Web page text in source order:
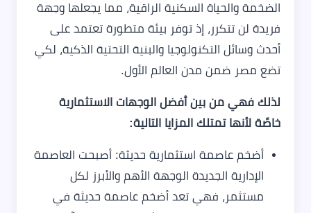
الضخمة والحياة السكنية الراقية، مما يجعلها وجهة
فريدة لن تتكرر، إذ توفر بيئة متطورة تعتمد على
أحدث وسائل التكنولوجيا والبنية التحتية الذكية، لكي
تضع مصر ضمن مدن العالم الأول.
لذلك فهي من بين أفضل الوجهات الاستثمارية
خاصًة لأنها تمتلك المزايا التالية:
أضخم عاصمة استثمارية حديثة: أصبحت العاصمة
الإدارية الجديدة الوجهة الأهم والأبرز لكل
مستثمر، فهي تعد أضخم عاصمة حديثة في